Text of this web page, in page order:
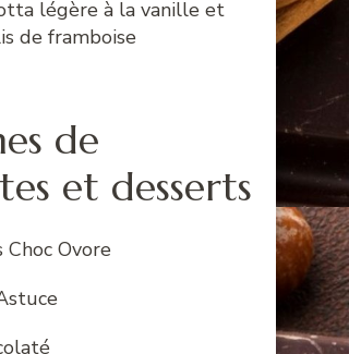
légère à la vanille et
de framboise
de
et desserts
Choc Ovore